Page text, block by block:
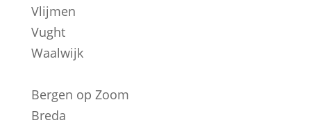
Vlijmen
Vught
Waalwijk
Bergen op Zoom
Breda